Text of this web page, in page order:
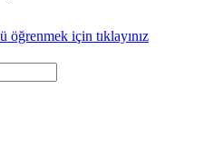
öğrenmek için tıklayınız